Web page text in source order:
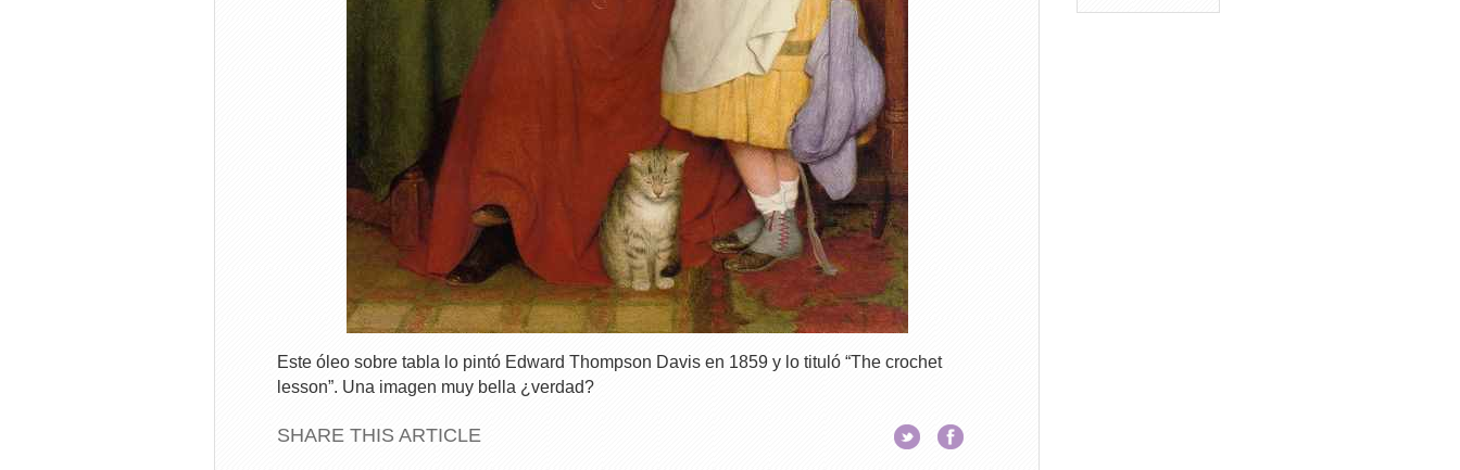
Este óleo sobre tabla lo pintó Edward Thompson Davis en 1859 y lo tituló “The crochet
lesson”. Una imagen muy bella ¿verdad?
SHARE THIS ARTICLE